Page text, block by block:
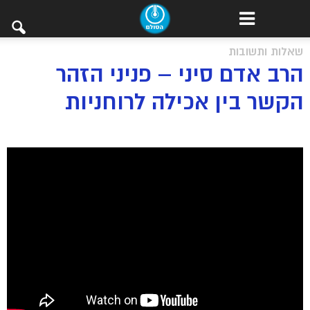
שאלות ותשובות
הרב אדם סיני – פניני הזהר
הקשר בין אכילה לרוחניות